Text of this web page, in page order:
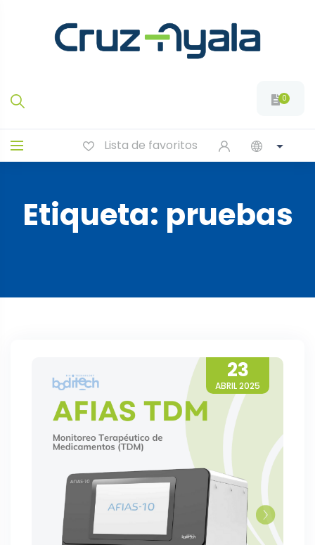
0
Lista de favoritos
Etiqueta: pruebas
23
ABRIL 2025